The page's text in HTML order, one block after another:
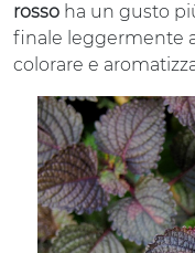
rosso ha un gusto
finale leggermente
colorare e